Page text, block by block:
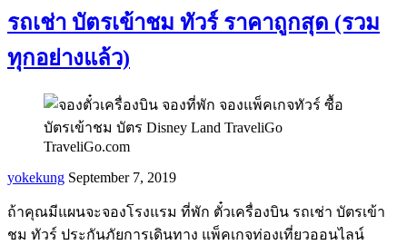
รถเช่า บัตรเข้าชม ทัวร์ ราคาถูกสุด (รวม
ทุกอย่างแล้ว)
yokekung September 7, 2019
ถ้าคุณมีแผนจะจองโรงแรม ที่พัก ตั๋วเครื่องบิน รถเช่า บัตรเข้า
ชม ทัวร์ ประกันภัยการเดินทาง แพ็คเกจท่องเที่ยวออนไลน์